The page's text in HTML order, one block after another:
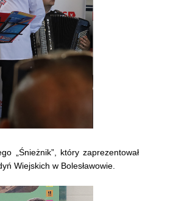
„Śnieżnik”, który zaprezentował
Wiejskich w Bolesławowie.